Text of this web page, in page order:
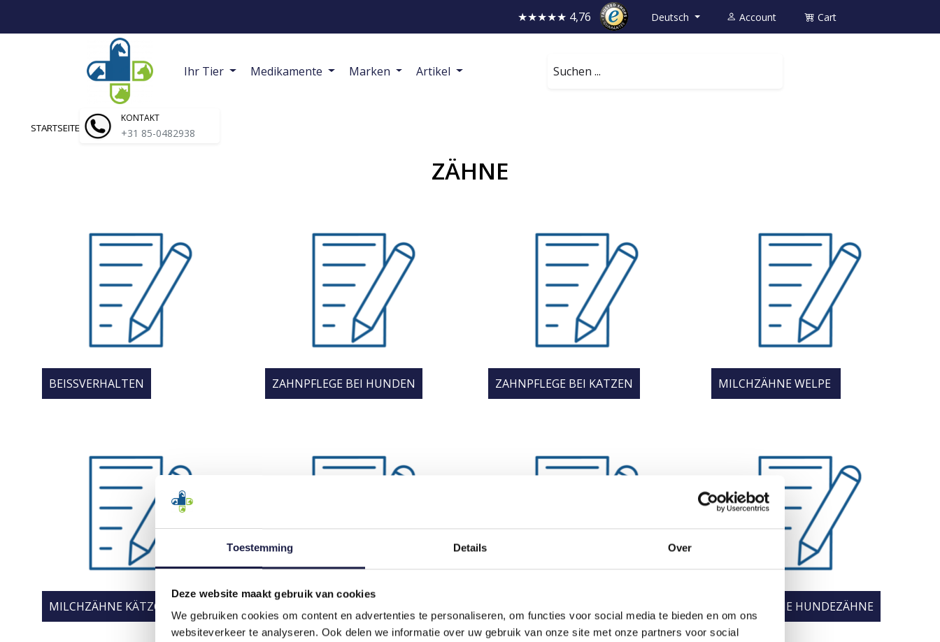
Toestemming Details Over
Deze website maakt gebruik van cookies
We gebruiken cookies om content en advertenties te personaliseren, om functies voor social media te bieden en om ons
websiteverkeer te analyseren. Ook delen we informatie over uw gebruik van onze site met onze partners voor social
★★★★★ 4,76 Deutsch Account Cart
Ihr Tier Medikamente Marken Artikel
KONTAKT
+31 85-0482938
STARTSEITE / ARTIKEL / ZÄHNE
ZÄHNE
BEISSVERHALTEN ZAHNPFLEGE BEI HUNDEN ZAHNPFLEGE BEI KATZEN MILCHZÄHNE WELPE
MILCHZÄHNE KÄTZCHEN ERWACHSENE HUNDEZÄHNE